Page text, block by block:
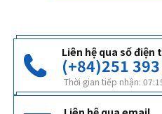
Liên hệ qua số điện
(+84)251
Thời gian tiếp nhận: